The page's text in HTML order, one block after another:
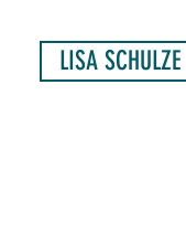
LISA SCHULZE